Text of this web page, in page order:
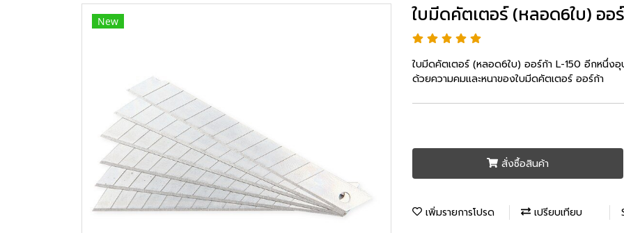
New ใบมีดคัตเตอร์ (หลอด6ใบ) ออ
ใบมีดคัตเตอร์ (หลอด6ใบ) ออร์ก้า L-150 อีกหนึ่ง
ด้วยความคมและหนาของใบมีดคัตเตอร์ ออร์ก้า
สั่งซื้อสินค้า
เพิ่มรายการโปรด เปรียบเทียบ